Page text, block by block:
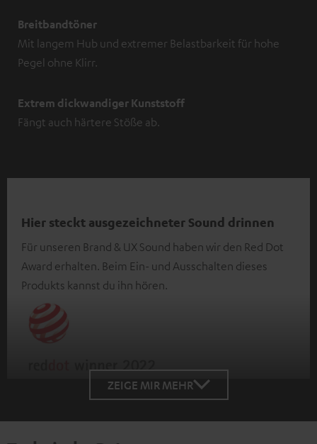
Breitbandtöner
Mit langem Hub und extremer Belastbarkeit für hohe
Pegel ohne Klirr.
Extrem dickwandiger Kunststoff
Fängt auch härtere Stöße ab.
Hier steckt ausgezeichneter Sound drinnen
Für unseren Brand & UX Sound haben wir den Red Dot
Award erhalten. Beim Ein- und Ausschalten dieses
Produkts kannst du ihn hören.
ZEIGE MIR MEHR